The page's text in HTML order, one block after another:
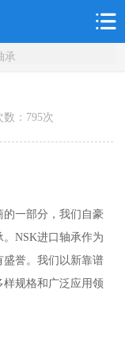
承
： 795次
一部分，我们自豪
NSK进口轴承作为
盛誉。我们以新靠谱
规格和广泛应用领